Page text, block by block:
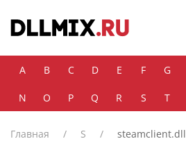
Skip to main content
A B C D E F G
N O P Q R S T
Главная S steamclient.dll